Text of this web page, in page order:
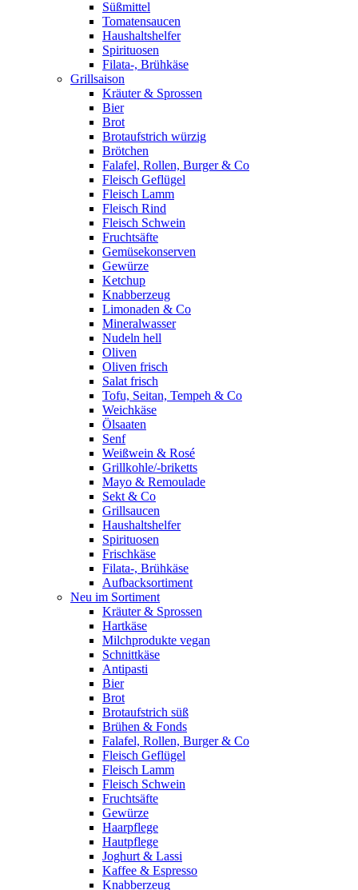
Süßmittel
Tomatensaucen
Haushaltshelfer
Spirituosen
Filata-, Brühkäse
Grillsaison
Kräuter & Sprossen
Bier
Brot
Brotaufstrich würzig
Brötchen
Falafel, Rollen, Burger & Co
Fleisch Geflügel
Fleisch Lamm
Fleisch Rind
Fleisch Schwein
Fruchtsäfte
Gemüsekonserven
Gewürze
Ketchup
Knabberzeug
Limonaden & Co
Mineralwasser
Nudeln hell
Oliven
Oliven frisch
Salat frisch
Tofu, Seitan, Tempeh & Co
Weichkäse
Ölsaaten
Senf
Weißwein & Rosé
Grillkohle/-briketts
Mayo & Remoulade
Sekt & Co
Grillsaucen
Haushaltshelfer
Spirituosen
Frischkäse
Filata-, Brühkäse
Aufbacksortiment
Neu im Sortiment
Kräuter & Sprossen
Hartkäse
Milchprodukte vegan
Schnittkäse
Antipasti
Bier
Brot
Brotaufstrich süß
Brühen & Fonds
Falafel, Rollen, Burger & Co
Fleisch Geflügel
Fleisch Lamm
Fleisch Schwein
Fruchtsäfte
Gewürze
Haarpflege
Hautpflege
Joghurt & Lassi
Kaffee & Espresso
Knabberzeug